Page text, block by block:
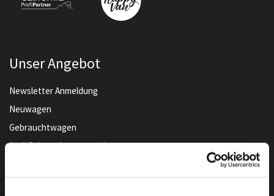
Unser Angebot
Newsletter Anmeldung
Neuwagen
Gebrauchtwagen
Audi Gebrauchtwagen :plus